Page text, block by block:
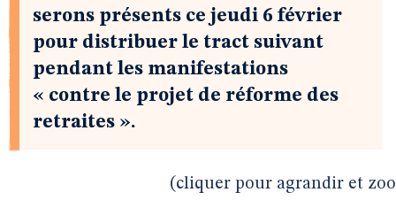
serons présents ce jeudi 6 février
pour distribuer le tract suivant
pendant les manifestations
« contre le projet de réforme des
retraites ».
(cliquer pour agrandir et